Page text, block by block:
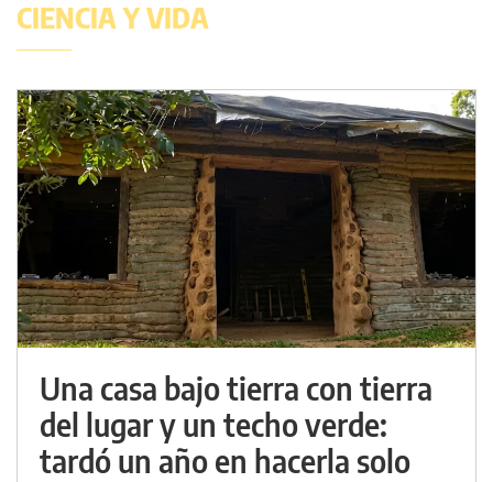
CIENCIA Y VIDA
Una casa bajo tierra con tierra
del lugar y un techo verde:
tardó un año en hacerla solo